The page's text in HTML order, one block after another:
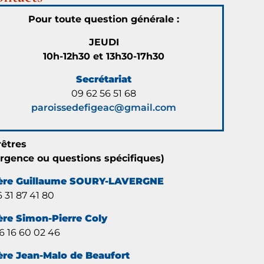
Pour toute question générale :
JEUDI
10h-12h30 et 13h30-17h30
Secrétariat
09 62 56 51 68
paroissedefigeac@gmail.com
ou questions spécifiques)
Guillaume SOURY-LAVERGNE
31 87 41 80
Simon-Pierre Coly
16 60 02 46
Jean-Malo de Beaufort